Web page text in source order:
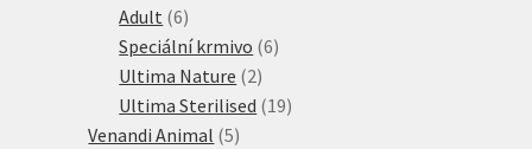
produktů
Adult 66
produktů
Speciální krmivo 66
Ultima Nature 22
produkty
Ultima Sterilised 1919
Venandi Animal 55